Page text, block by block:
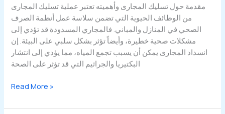
مقدمة حول تسليك المجارى وأهميته تعتبر عملية تسليك المجارى
من الوظائف الحيوية التي تضمن سلاسة عمل أنظمة الصرف
الصحي في المنازل والمباني. فالمجاري المسدودة قد تؤدي إلى
مشكلات صحية خطيرة، وأيضاً تؤثر بشكل سلبي على البيئة. إن
انسداد المجارى يمكن أن يسبب تجمع المياه، مما يؤدي إلى انتشار
البكتيريا والجراثيم التي قد تؤثر على الصحة
تسليك
الكويت
Read More »